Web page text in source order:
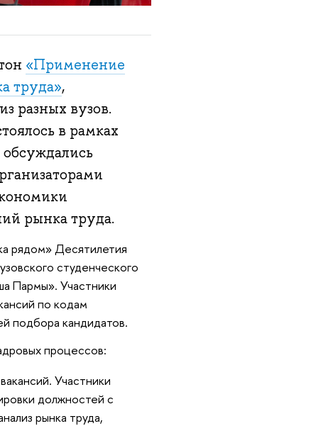
«Применение
труда»,
разных вузов.
в рамках
рынка труда.
рядом» Десятилетия
студенческого
Пармы». Участники
по кодам
подбора кандидатов.
процессов:
Участники
должностей с
рынка труда,